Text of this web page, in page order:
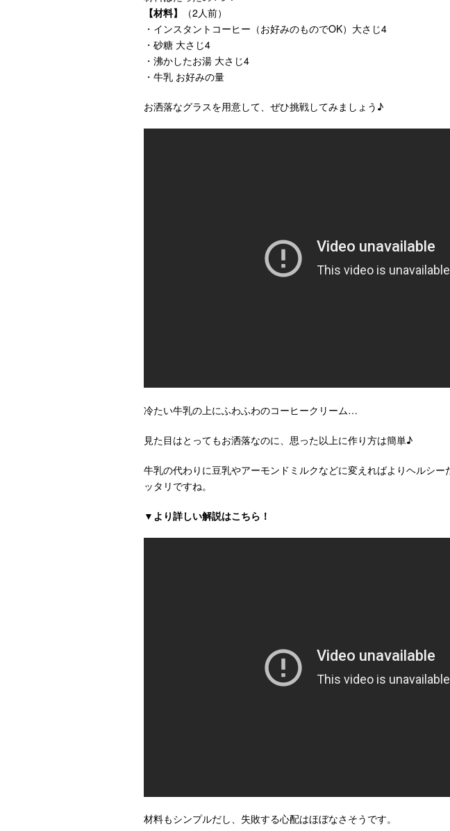
【材料】
（2人前）
・インスタントコーヒー（お好みのものでOK）大さじ4
・砂糖 大さじ4
・沸かしたお湯 大さじ4
・牛乳 お好みの量
お洒落なグラスを用意して、ぜひ挑戦してみましょう♪
冷たい牛乳の上にふわふわのコーヒークリーム…
見た目はとってもお洒落なのに、思った以上に作り方は簡単♪
牛乳の代わりに豆乳やアーモンドミルクなどに変えればよりヘルシ
ッタリですね。
▼より詳しい解説はこちら！
材料もシンプルだし、失敗する心配はほぼなさそうです。